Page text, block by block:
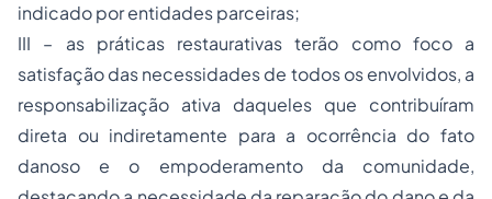
indicado por entidades parceiras;
III – as práticas restaurativas terão como foco a
satisfação das necessidades de todos os envolvidos, a
responsabilização ativa daqueles que contribuíram
direta ou indiretamente para a ocorrência do fato
danoso e o empoderamento da comunidade,